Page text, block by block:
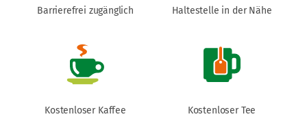
Barrierefrei zugänglich Haltestelle in der Nähe
Kostenloser Kaffee Kostenloser Tee